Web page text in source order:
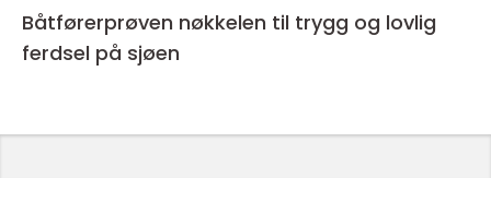
Båtførerprøven nøkkelen til trygg og lovlig
ferdsel på sjøen